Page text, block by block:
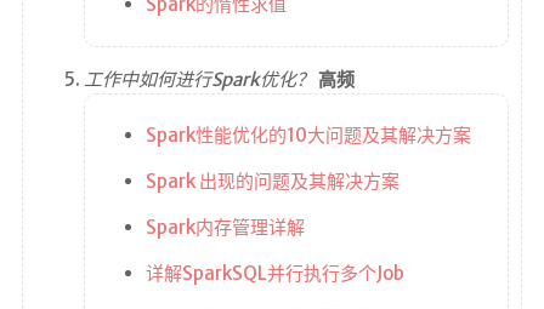
工作中如何进行Spark优化？ 高频
Spark性能优化的10大问题及其解决方案
Spark 出现的问题及其解决方案
Spark内存管理详解
详解SparkSQL并行执行多个Job